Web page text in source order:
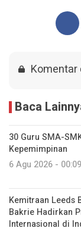
Komentar
Baca
30 Guru SMA-
Kepemimpinan
6 Agu 2026 -
Kemitraan Leeds
Bakrie Hadirkan
Internasional di